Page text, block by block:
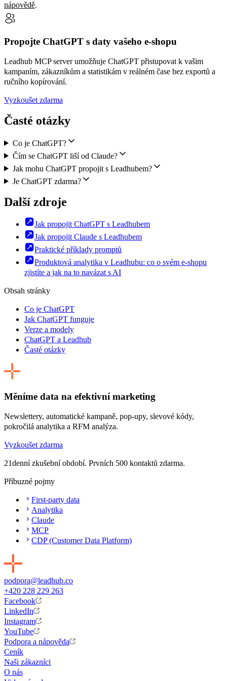
nápovědě.
Propojte ChatGPT s daty vašeho e-shopu
Leadhub MCP server umožňuje ChatGPT přistupovat k vašim
kampaním, zákazníkům a statistikám v reálném čase bez exportů a
ručního kopírování.
Vyzkoušet zdarma
Časté otázky
Co je ChatGPT?
Čím se ChatGPT liší od Claude?
Jak mohu ChatGPT propojit s Leadhubem?
Je ChatGPT zdarma?
Další zdroje
Jak propojit ChatGPT s Leadhubem
Jak propojit Claude s Leadhubem
Praktické příklady promptů
Produktová analytika v Leadhubu: co o svém e-shopu
zjistíte a jak na to navázat s AI
Obsah stránky
Co je ChatGPT
Jak ChatGPT funguje
Verze a modely
ChatGPT a Leadhub
Časté otázky
Měníme data na efektivní marketing
Newslettery, automatické kampaně, pop-upy, slevové kódy,
pokročilá analytika a RFM analýza.
Vyzkoušet zdarma
21denní zkušební období. Prvních 500 kontaktů zdarma.
Příbuzné pojmy
First-party data
Analytika
Claude
MCP
CDP (Customer Data Platform)
podpora@leadhub.co
+420 228 229 263
Facebook
LinkedIn
Instagram
YouTube
Podpora a nápověda
Ceník
Naši zákazníci
O nás